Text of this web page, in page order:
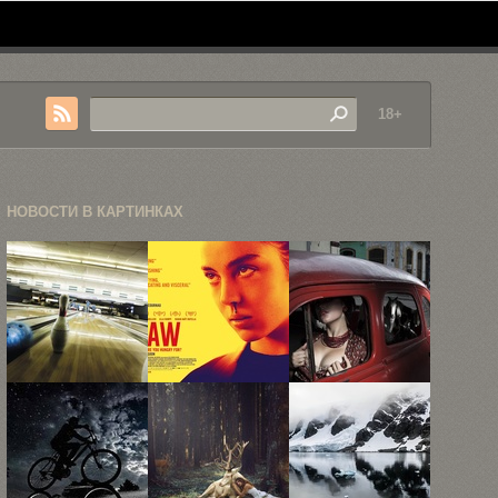
18+
НОВОСТИ В КАРТИНКАХ
Креативная
фотография
Филипа
Рострона
Хидео
Кодзима
поделился
списком 22
...
Жуткая
чувствительность
стиля, или
исследование
...